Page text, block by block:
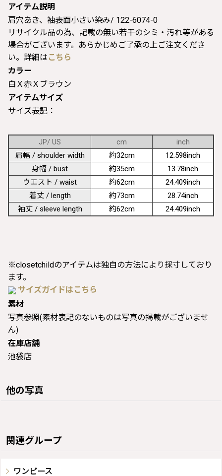
アイテム説明
肩穴あき、袖表面小さい染み/ 122-6074-0
リサイクル品の為、記載の無い若干のシミ・汚れ等がある
場合がございます。あらかじめご了承の上ご注文くださ
い。詳細は こちら
カラー
白Ｘ赤Ｘブラウン
アイテムサイズ
サイズ表記：
JP/ US cm
inch
肩幅 / shoulder width
約32cm
12.598inch
身幅 / bust
約35cm
13.78inch
ウエスト / waist
約62cm
24.409inch
着丈 / length
約73cm
28.74inch
袖丈 / sleeve length
約62cm 24.409inch
※closetchildのアイテムは独自の方法により採寸しており
ます。
サイズガイドはこちら
素材
写真参照(素材表記のないものは写真の掲載がございませ
ん)
在庫店舗
池袋店
他の写真
関連グループ
ワンピース